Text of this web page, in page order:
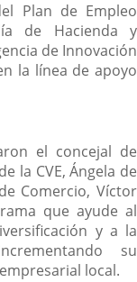
Plan de Empleo
de Hacienda y
de Innovación
la línea de apoyo
el concejal de
la CVE, Ángela de
Comercio, Víctor
que ayude al
y a la
su
local.